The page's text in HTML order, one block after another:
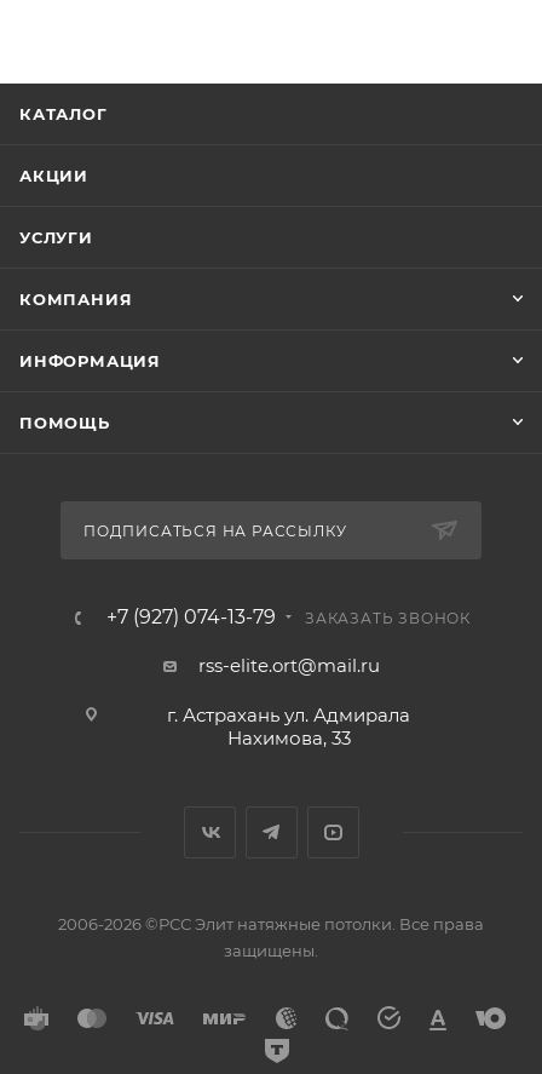
КАТАЛОГ
АКЦИИ
УСЛУГИ
КОМПАНИЯ
ИНФОРМАЦИЯ
ПОМОЩЬ
ПОДПИСАТЬСЯ НА РАССЫЛКУ
+7 (927) 074-13-79 ЗАКАЗАТЬ ЗВОНОК
rss-elite.ort@mail.ru
г. Астрахань ул. Адмирала
Нахимова, 33
2006-2026 ©РСС Элит натяжные потолки. Все права
защищены.